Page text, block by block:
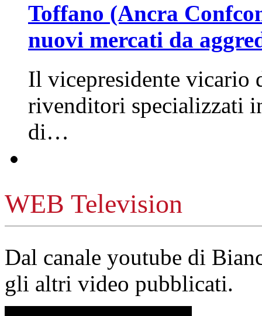
Toffano (Ancra
nuovi mercati da
Il vicepresidente vicario
rivenditori specializzati
di…
WEB Television
Dal canale youtube di
gli altri video pubblicati.